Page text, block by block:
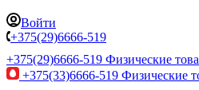
Войти
+375(29)6666-519
+375(29)6666-519 Физические
+375(33)6666-519 Физические